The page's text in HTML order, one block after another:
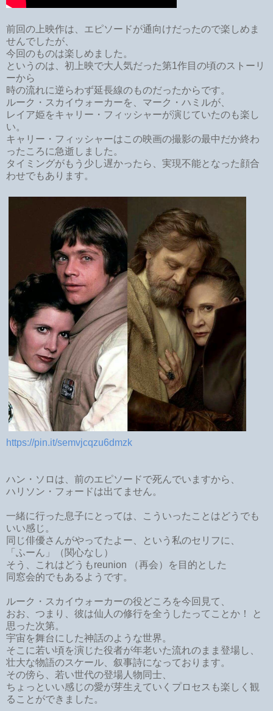
前回の上映作は、エピソードが通向けだったので楽しめま
せんでしたが、
今回のものは楽しめました。
というのは、初上映で大人気だった第1作目の頃のストーリ
ーから
時の流れに逆らわず延長線のものだったからです。
ルーク・スカイウォーカーを、マーク・ハミルが、
レイア姫をキャリー・フィッシャーが演じていたのも楽し
い。
キャリー・フィッシャーはこの映画の撮影の最中だか終わ
ったころに急逝しました。
タイミングがもう少し遅かったら、実現不能となった顔合
わせでもあります。
https://pin.it/semvjcqzu6dmzk
ハン・ソロは、前のエピソードで死んでいますから、
ハリソン・フォードは出てません。
一緒に行った息子にとっては、こういったことはどうでも
いい感じ。
同じ俳優さんがやってたよー、という私のセリフに、
「ふーん」（関心なし）
そう、これはどうもreunion （再会）を目的とした
同窓会的でもあるようです。
ルーク・スカイウォーカーの役どころを今回見て、
おお、つまり、彼は仙人の修行を全うしたってことか！ と
思った次第。
宇宙を舞台にした神話のような世界。
そこに若い頃を演じた役者が年老いた流れのまま登場し、
壮大な物語のスケール、叙事詩になっております。
その傍ら、若い世代の登場人物同士、
ちょっといい感じの愛が芽生えていくプロセスも楽しく観
ることができました。